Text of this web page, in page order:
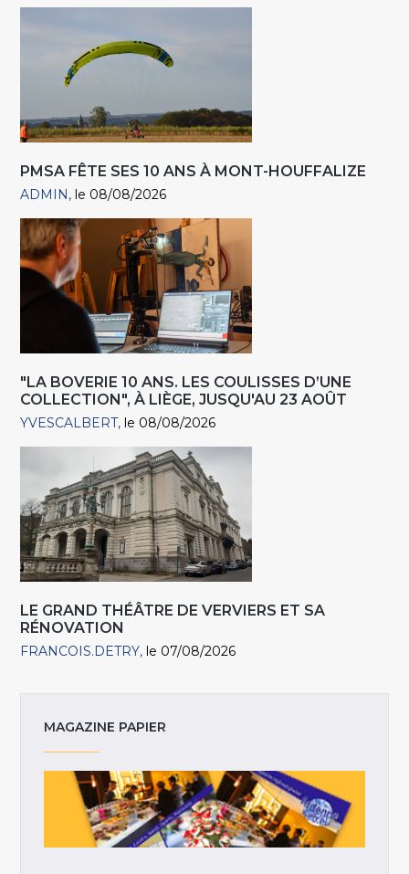
PMSA FÊTE SES 10 ANS À MONT-HOUFFALIZE
ADMIN le 08/08/2026
"LA BOVERIE 10 ANS. LES COULISSES D’UNE
COLLECTION", À LIÈGE, JUSQU'AU 23 AOÛT
YVESCALBERT le 08/08/2026
LE GRAND THÉÂTRE DE VERVIERS ET SA
RÉNOVATION
FRANCOIS.DETRY le 07/08/2026
MAGAZINE PAPIER